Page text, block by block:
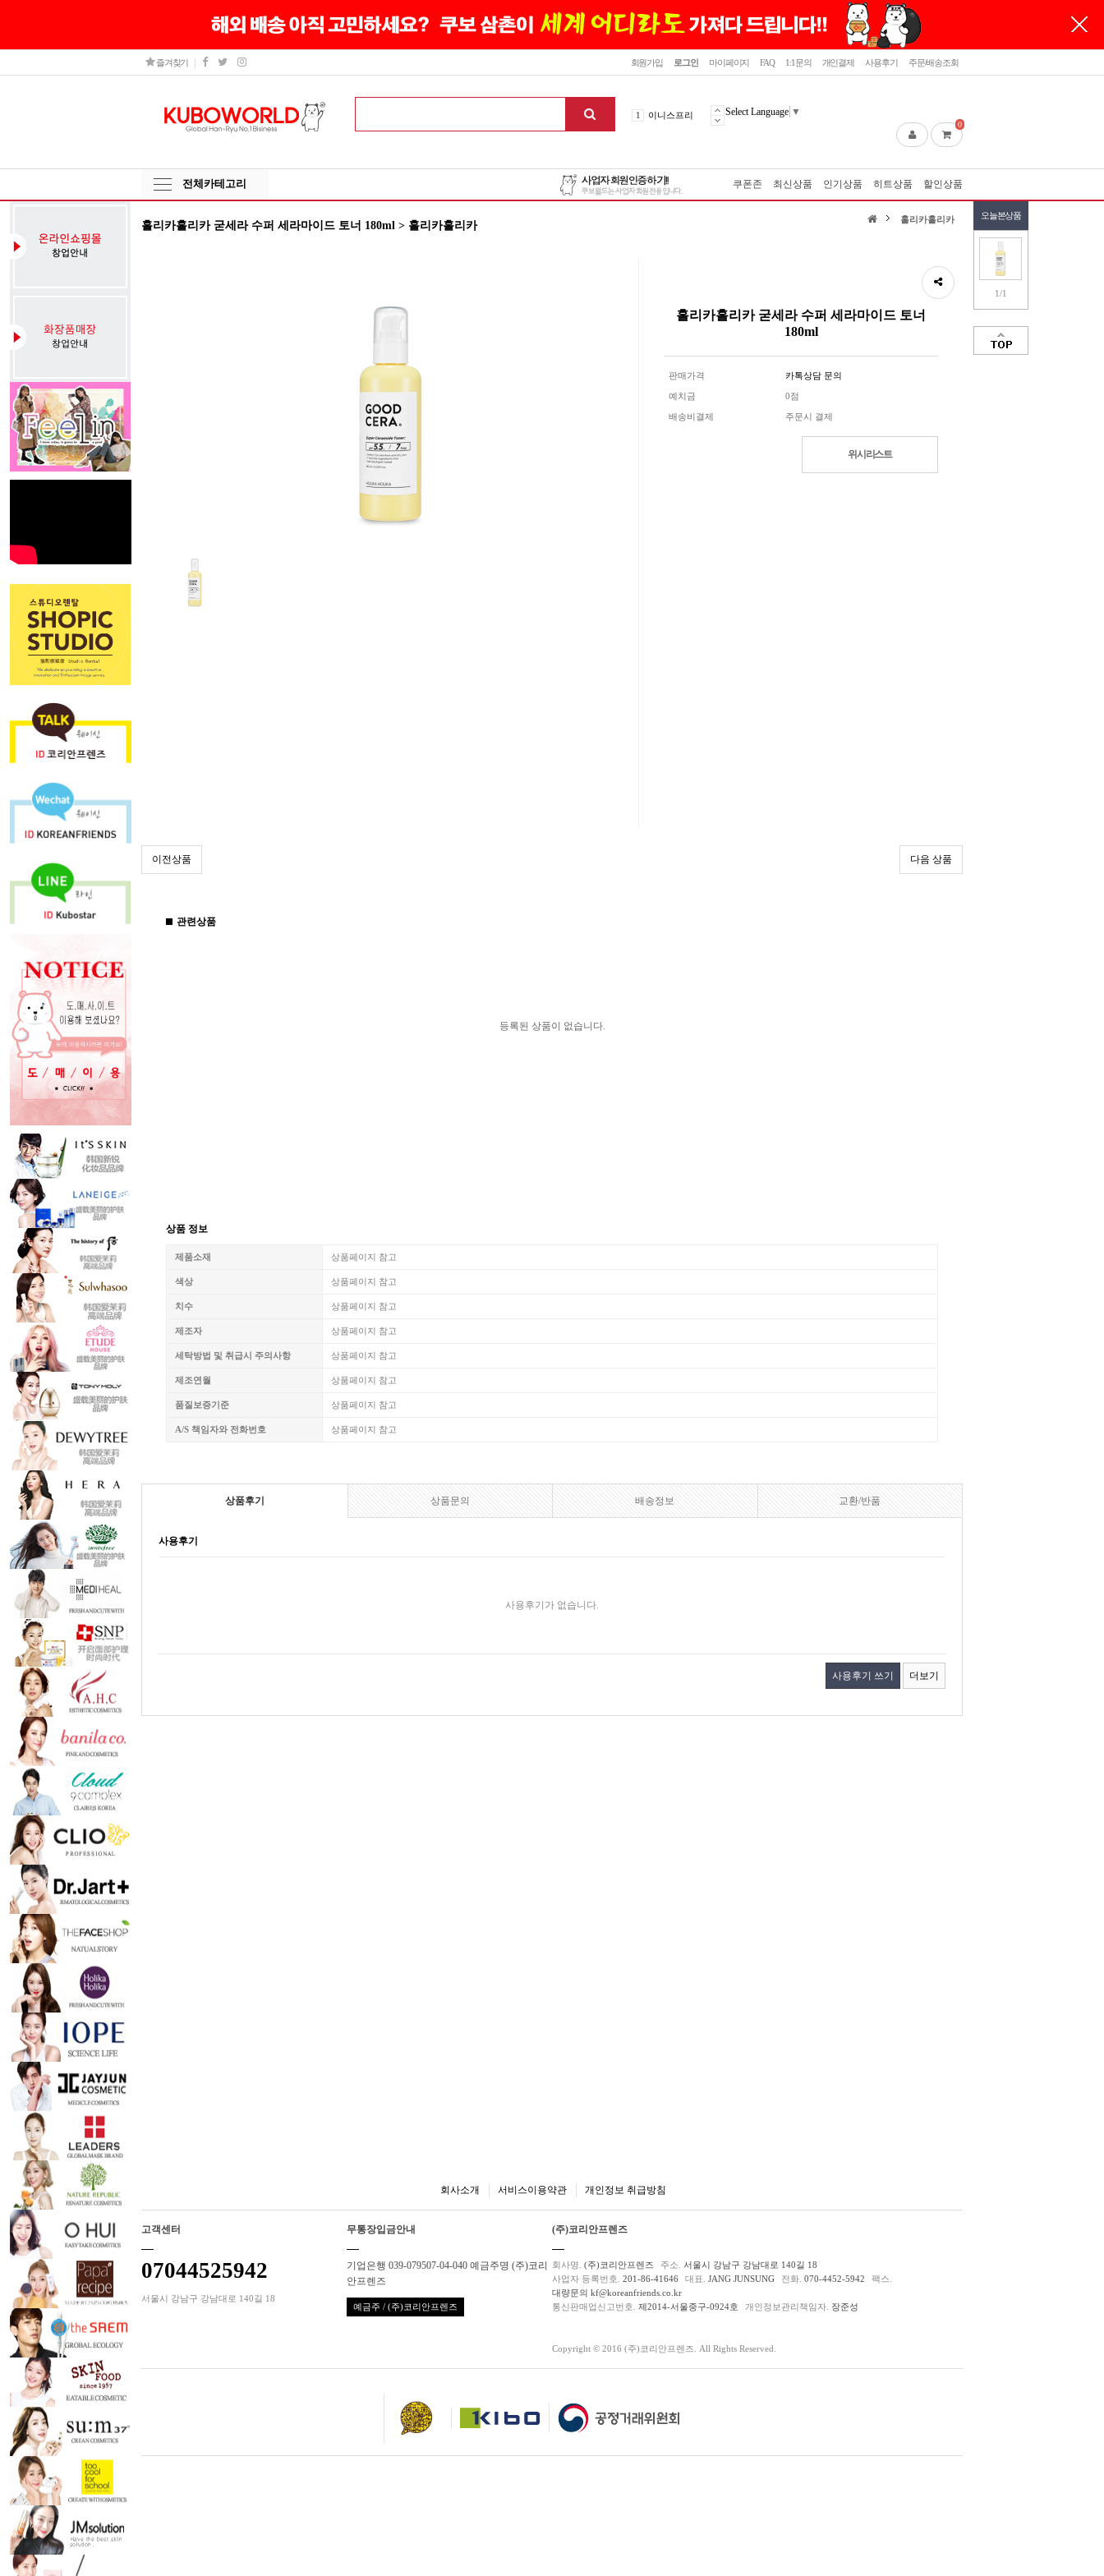
닫기
회원가입 로그인 마이페이지 FAQ 1:1문의 개인결제 사용후기 주문/배송조회
즐겨찾기
4 메디힐
5 라네즈
이니스프리
Select Language ▼
0
전체카테고리 쿠폰존 최신상품 인기상품 히트상품 할인상품
홀리카홀리카 굳세라 수퍼 세라마이드 토너 180ml > 홀리카홀리카
오늘본상품
1/1
홀리카홀리카
홀리카홀리카 굳세라 수퍼 세라마이드 토너
180ml
판매가격 카톡상담 문의
예치금 0점
배송비결제 주문시 결제
위시리스트
이전상품 다음 상품
관련상품
등록된 상품이 없습니다.
상품 정보
제품소재 상품페이지 참고
색상 상품페이지 참고
치수 상품페이지 참고
제조자 상품페이지 참고
세탁방법 및 취급시 주의사항 상품페이지 참고
제조연월 상품페이지 참고
품질보증기준 상품페이지 참고
A/S 책임자와 전화번호 상품페이지 참고
상품후기 상품문의 배송정보 교환/반품
사용후기
사용후기가 없습니다.
사용후기 쓰기 더보기
회사소개 서비스이용약관 개인정보 취급방침
고객센터
07044525942
서울시 강남구 강남대로 140길 18
무통장입금안내
기업은행 039-079507-04-040 예금주명 (주)코리
안프렌즈
예금주 / (주)코리안프렌즈
(주)코리안프렌즈
회사명. (주)코리안프렌즈 주소. 서울시 강남구 강남대로 140길 18
사업자 등록번호. 201-86-41646 대표. JANG JUNSUNG 전화. 070-4452-5942
팩스.
대량문의 kf@koreanfriends.co.kr
통신판매업신고번호. 제2014-서울중구-0924호 개인정보관리책임자. 장준성
Copyright © 2016 (주)코리안프렌즈. All Rights Reserved.